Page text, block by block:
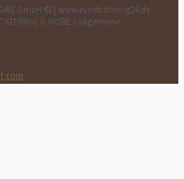
GmbH © | www.eventcatering24.de
& MORE | Allgemeine